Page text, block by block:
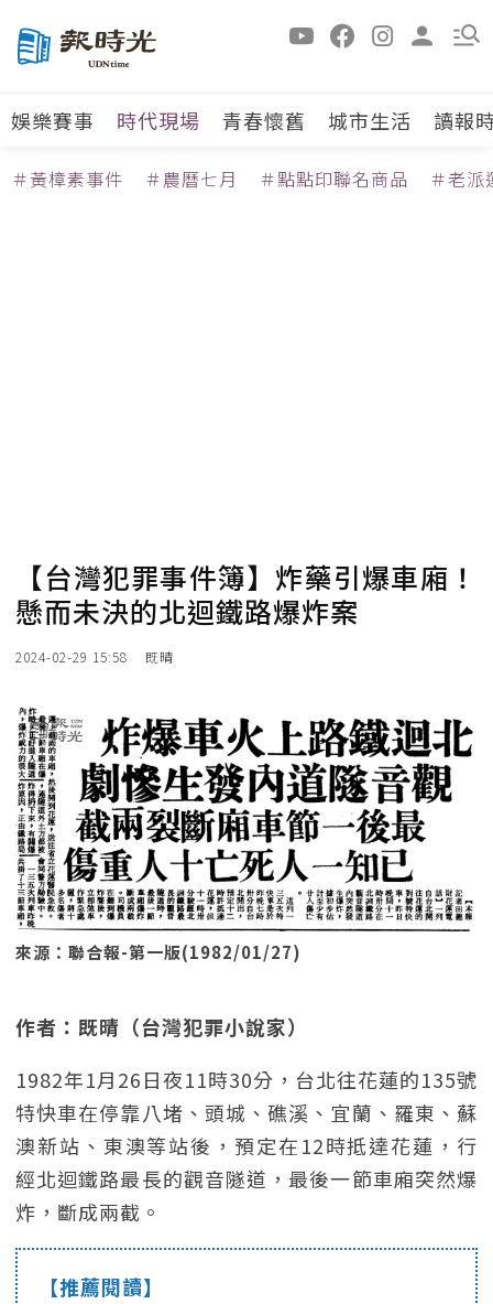
娛樂賽事 時代現場 青春懷舊 城市生活 讀報
＃黃樟素事件 ＃農曆七月 ＃點點印聯名商品 ＃老派
【台灣犯罪事件簿】炸藥引爆車廂！
懸而未決的北迴鐵路爆炸案
2024-02-29 15:58 既晴
來源：聯合報-第一版(1982/01/27)
作者：既晴（台灣犯罪小說家）
1982年1月26日夜11時30分，台北往花蓮的135號
特快車在停靠八堵、頭城、礁溪、宜蘭、羅東、蘇
澳新站、東澳等站後，預定在12時抵達花蓮，行
經北迴鐵路最長的觀音隧道，最後一節車廂突然爆
炸，斷成兩截。
【推薦閱讀】